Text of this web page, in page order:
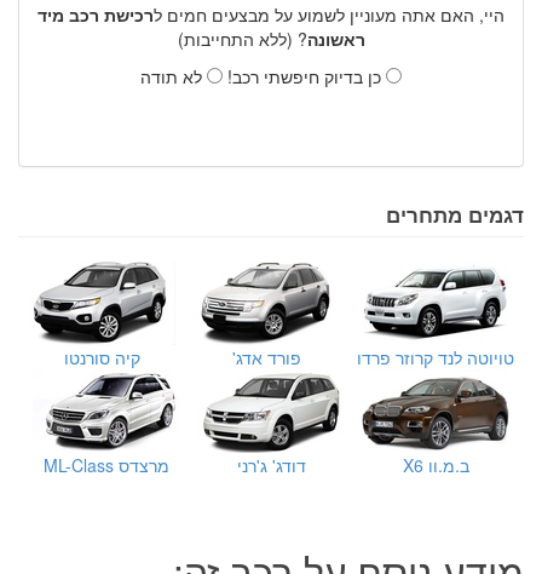
היי, האם אתה מעוניין לשמוע על מבצעים חמים לרכישת רכב מיד
ראשונה? (ללא התחייבות)
כן בדיוק חיפשתי רכב!
לא תודה
דגמים מתחרים
טויוטה לנד קרוזר פרדו פורד אדג' קיה סורנטו
ב.מ.וו X6 דודג' ג'רני מרצדס ML-Class